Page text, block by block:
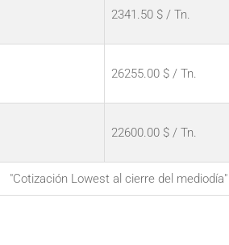
2341.50 $ / Tn.
26255.00 $ / Tn.
22600.00 $ / Tn.
"Cotización Lowest al cierre del mediodía"